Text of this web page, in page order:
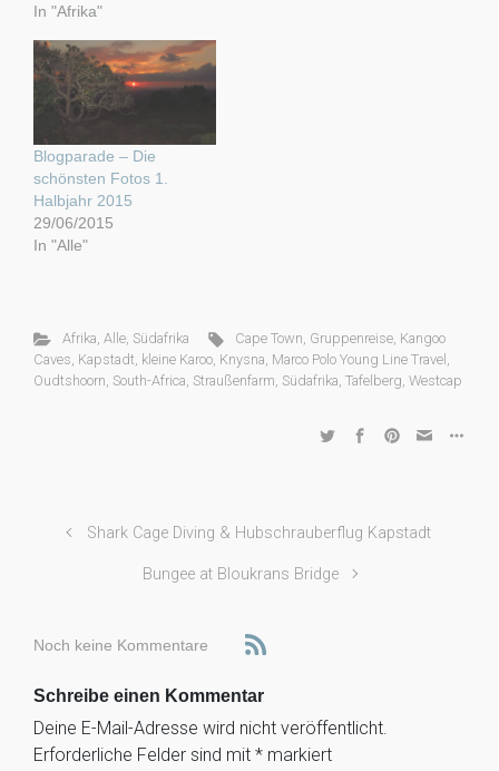
In "Afrika"
Blogparade – Die
schönsten Fotos 1.
Halbjahr 2015
29/06/2015
In "Alle"
Afrika, Alle, Südafrika Cape Town, Gruppenreise, Kangoo
Caves, Kapstadt, kleine Karoo, Knysna, Marco Polo Young Line Travel ,
Oudtshoorn, South-Africa, Straußenfarm, Südafrika, Tafelberg, Westcap
Shark Cage Diving & Hubschrauberflug Kapstadt
Bungee at Bloukrans Bridge
Noch keine Kommentare
Schreibe einen Kommentar
Deine E-Mail-Adresse wird nicht veröffentlicht.
Erforderliche Felder sind mit * markiert